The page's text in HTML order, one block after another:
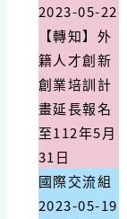
2023-05-22
【轉知】外
籍人才創新
創業培訓計
畫延長報名
至112年5月
31日
國際交流組
2023-05-19